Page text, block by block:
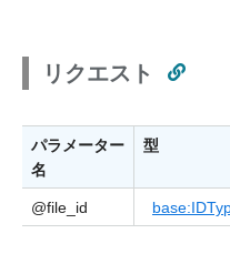
リクエスト
パラメーター
名
型
@file_id